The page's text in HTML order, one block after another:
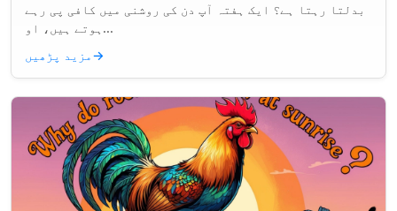
بدلتا رہتا ہے؟ ایک ہفتہ آپ دن کی روشنی میں کافی پی رہے
ہوتے ہیں، او...
مزید پڑھیں→